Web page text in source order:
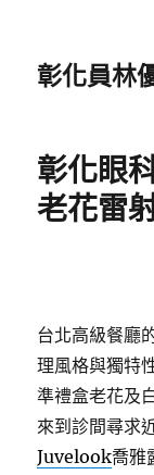
彰化員林
彰化眼
老花雷
台北高級餐廳
理風格與獨特
準禮盒老花及
來到診間尋求
Juvelook喬雅